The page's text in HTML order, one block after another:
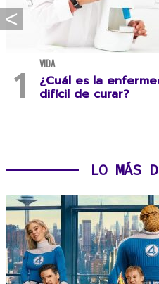
VIDA
¿Cuál es la
difícil de curar?
LO MÁS